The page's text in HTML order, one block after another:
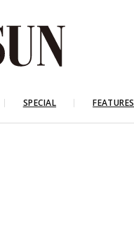
SPECIAL FEATURES